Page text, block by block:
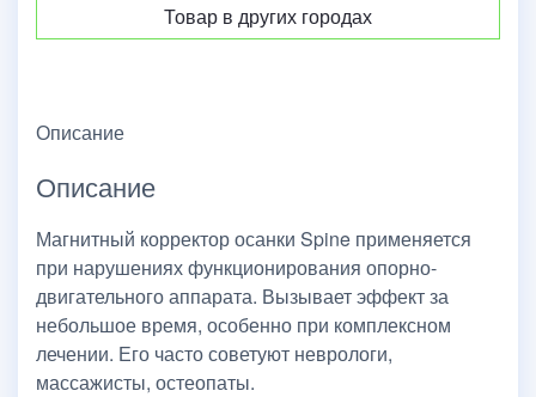
Товар в других городах
Описание
Описание
Магнитный корректор осанки Spine применяется
при нарушениях функционирования опорно-
двигательного аппарата. Вызывает эффект за
небольшое время, особенно при комплексном
лечении. Его часто советуют неврологи,
массажисты, остеопаты.